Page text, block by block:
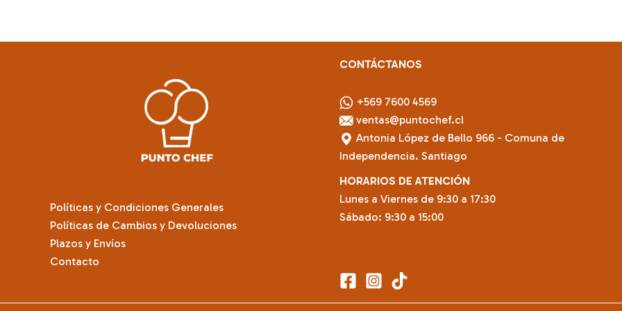
Políticas y Condiciones Generales
Políticas de Cambios y Devoluciones
Plazos y Envíos
Contacto
CONTÁCTANOS
+569 7600 4569
ventas@puntochef.cl
Antonia López de Bello 966 - Comuna de
Independencia. Santiago
HORARIOS DE ATENCIÓN
Lunes a Viernes de 9:30 a 17:30
Sábado: 9:30 a 15:00